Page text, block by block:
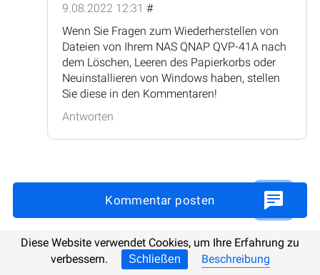
9.08.2022 12:31 #
Wenn Sie Fragen zum Wiederherstellen von
Dateien von Ihrem NAS QNAP QVP-41A nach
dem Löschen, Leeren des Papierkorbs oder
Neuinstallieren von Windows haben, stellen
Sie diese in den Kommentaren!
Antworten
Kommentar posten
Diese Website verwendet Cookies, um Ihre Erfahrung zu
verbessern.
Schließen Beschreibung